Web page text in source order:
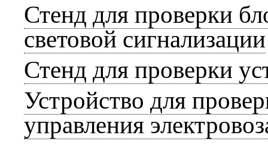
Стенд для проверки
световой сигнализации
Стенд для проверки
Устройство для
управления